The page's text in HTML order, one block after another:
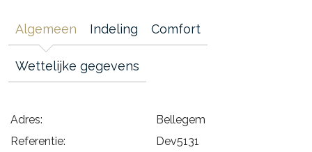
Algemeen Indeling Comfort
Wettelijke gegevens
Adres:
Bellegem
Referentie:
Dev5131